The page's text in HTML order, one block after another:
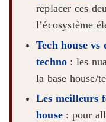
replacer ces
l’écosystème
Tech house vs
techno : les
la base house/
Les meilleurs
house : pour